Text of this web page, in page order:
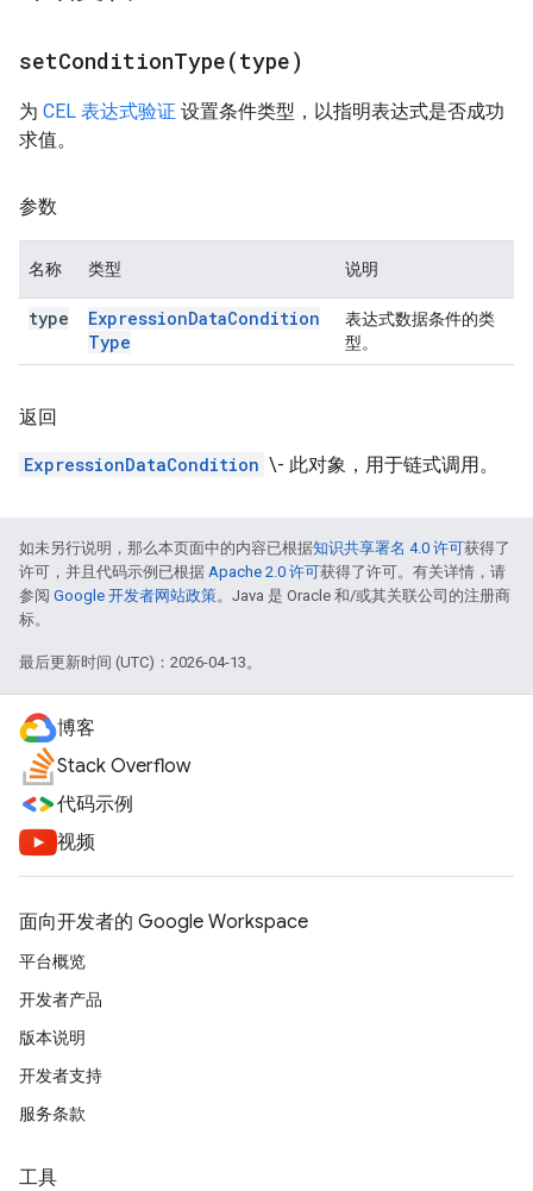
setConditionType(type)
为 CEL 表达式验证 设置条件类型，以指明表达式是否成功
求值。
参数
名称 类型 说明
type ExpressionDataCondition
Type
表达式数据条件的类
型。
返回
ExpressionDataCondition \- 此对象，用于链式调用。
如未另行说明，那么本页面中的内容已根据知识共享署名 4.0 许可获得了
许可，并且代码示例已根据 Apache 2.0 许可获得了许可。有关详情，请
参阅 Google 开发者网站政策。Java 是 Oracle 和/或其关联公司的注册商
标。
最后更新时间 (UTC)：2026-04-13。
博客
Stack Overflow
代码示例
视频
面向开发者的 Google Workspace
平台概览
开发者产品
版本说明
开发者支持
服务条款
工具